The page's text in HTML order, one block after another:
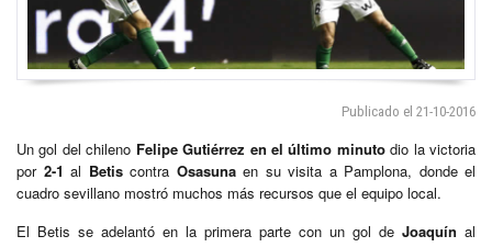
Publicado el 21-10-2016
Un gol del chileno Felipe Gutiérrez en el último minutodio la victoria
por 2-1 al Betiscontra Osasunaen su visita a Pamplona, donde el
cuadro sevillano mostró muchos más recursos que el equipo local.
El Betis se adelantó en la primera parte con un gol de Joaquín al